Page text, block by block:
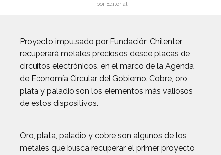
por Editorial
Proyecto impulsado por Fundación Chilenter
recuperará metales preciosos desde placas de
circuitos electrónicos, en el marco de la Agenda
de Economía Circular del Gobierno. Cobre, oro,
plata y paladio son los elementos más valiosos
de estos dispositivos.
Oro, plata, paladio y cobre son algunos de los
metales que busca recuperar el primer proyecto